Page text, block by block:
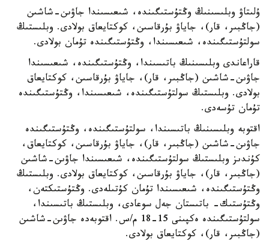
ۇلىتاۋ وبلىسىنىڭ وڭتۇستىگىندە، شىعىسىندا جاۋىن-شاشىن
(جاڭبىر، قار)، جاياۋ بۇرقاسىن، كوكتايعاق بولادى. وبلىستىڭ
سولتۇستىگىندە، شىعىسىندا، وڭتۇستىگىندە تۇمان بولادى.
قاراعاندى وبلىسىنىڭ باتىسىندا، وڭتۇستىگىندە، شىعىسىندا
جاۋىن-شاشىن (جاڭبىر، قار)، جاياۋ بۇرقاسىن، كوكتايعاق
بولادى. وبلىستىڭ سولتۇستىگىندە، شىعىسىندا، وڭتۇستىگىندە
تۇمان تۇسەدى.
اقتوبە وبلىسىنىڭ باتىسىندا، سولتۇستىگىندە، وڭتۇستىگىندە
جاۋىن-شاشىن (جاڭبىر، قار)، جاياۋ بۇرقاسىن، كوكتايعاق،
كۇندىز وبلىستىڭ سولتۇستىگىندە، شىعىسىندا جاۋىن-شاشىن
(جاڭبىر، قار)، جاياۋ بۇرقاسىن، كوكتايعاق بولادى. وبلىستىڭ
وڭتۇستىگىندە، شىعىسىندا تۇمان كۇتىلەدى. وڭتۇستىكتەن،
وڭتۇستىك- باتىستان جەل سوعادى، وبلىستىڭ باتىسىندا،
سولتۇستىگىندە ەكپىنى 15-18 م/س. اقتوبەدە جاۋىن-شاشىن
(جاڭبىر، قار)، كوكتايعاق بولادى.